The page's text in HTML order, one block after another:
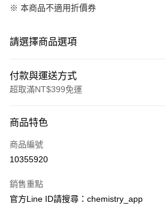
※ 本商品不適用折價券
請選擇商品選項
付款與運送方式
超取滿NT$399免運
信用卡一次付款
超商取貨付款
Apple Pay
商品特色
商品編號
10355920
銷售重點
官方Line ID請搜尋：chemistry_app